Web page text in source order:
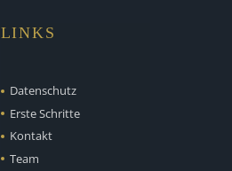
LINKS
Datenschutz
Erste Schritte
Kontakt
Team